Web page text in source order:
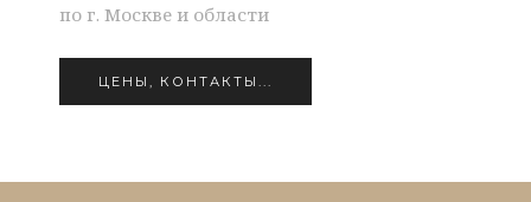
по г. Москве и области
ЦЕНЫ, КОНТАКТЫ...